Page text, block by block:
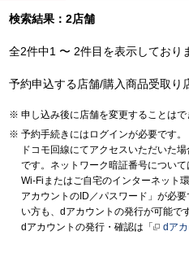
検索結果：2店舗
全2件中1 〜 2件目を表示しており
予約申込する店舗/購入商品受取り
申し込み後に店舗を変更することはで
予約手続きにはログインが必要です。
ドコモ回線にてアクセスいただいた
です。ネットワーク暗証番号について
Wi-Fiまたはご自宅のインターネット
アカウントのID／パスワード」が必
い方も、dアカウントの発行が可能です
dアカウントの発行・確認は「
dア